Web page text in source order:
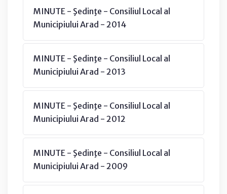
MINUTE - Şedinţe - Consiliul Local al
Municipiului Arad - 2014
MINUTE - Şedinţe - Consiliul Local al
Municipiului Arad - 2013
MINUTE - Şedinţe - Consiliul Local al
Municipiului Arad - 2012
MINUTE - Şedinţe - Consiliul Local al
Municipiului Arad - 2009